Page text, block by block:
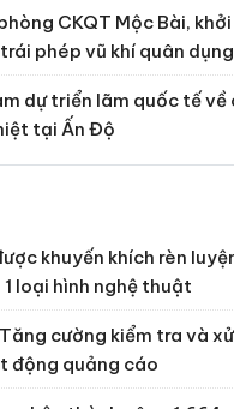
CKQT Mộc Bài,
phép vũ khí quân
dự triển lãm quốc tế về
tại Ấn Độ
khuyến khích rèn
loại hình nghệ thuật
cường kiểm tra và
động quảng cáo